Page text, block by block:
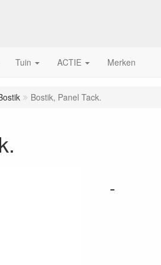
Tuin ACTIE Merken
Bostik, Panel Tack.
-